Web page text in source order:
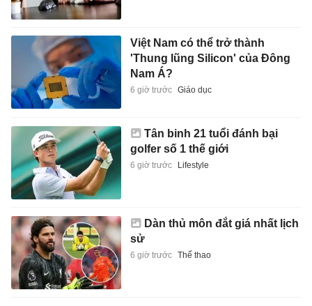
Việt Nam có thể trở thành
'Thung lũng Silicon' của Đông
Nam Á?
6 giờ trước Giáo dục
Tân binh 21 tuổi đánh bại
golfer số 1 thế giới
6 giờ trước Lifestyle
Dàn thủ môn đắt giá nhất lịch
sử
6 giờ trước Thể thao